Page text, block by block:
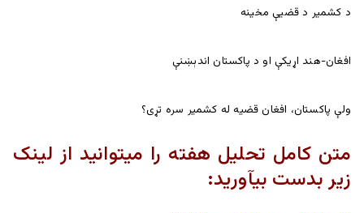
د کشمیر د قضیې مخینه
افغان-هند اړیکې او د پاکستان اندېښنې
ولې پاکستان، افغان قضیه له کشمیر سره تړی؟
متن کامل تحلیل هفته را میتوانید از لینک
زیر بدست بیآورید: